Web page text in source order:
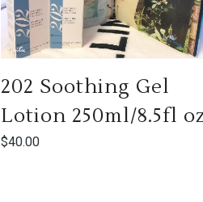
202 Soothing Gel
Lotion 250ml/8.5fl
$40.00